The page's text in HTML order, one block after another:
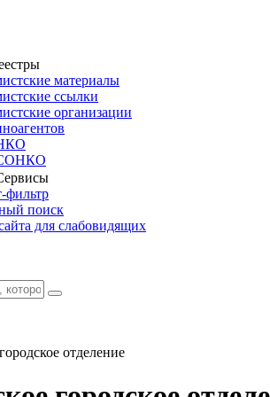
материалы
ссылки
организации
СОНКО
фильтр
поиск
для слабовидящих
отделение